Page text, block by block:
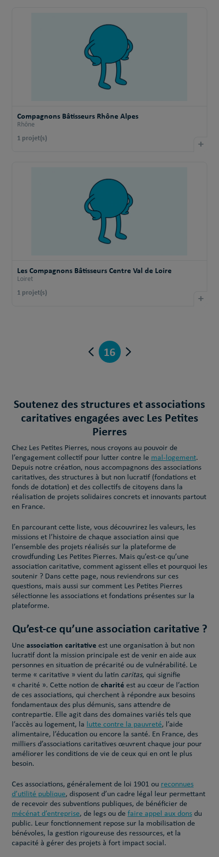
Compagnons Bâtisseurs Rhône Alpes
Rhône
1 projet(s) +
Les Compagnons Bâtisseurs Centre Val de Loire
Loiret
1 projet(s) +
16
Soutenez des structures et associations
caritatives engagées avec Les Petites
Pierres
Chez Les Petites Pierres, nous croyons au pouvoir de
l’engagement collectif pour lutter contre le mal-logement.
Depuis notre création, nous accompagnons des associations
caritatives, des structures à but non lucratif (fondations et
fonds de dotation) et des collectifs de citoyens dans la
réalisation de projets solidaires concrets et innovants partout
en France.
En parcourant cette liste, vous découvrirez les valeurs, les
missions et l’histoire de chaque association ainsi que
l’ensemble des projets réalisés sur la plateforme de
crowdfunding Les Petites Pierres. Mais qu’est-ce qu’une
association caritative, comment agissent elles et pourquoi les
soutenir ? Dans cette page, nous reviendrons sur ces
questions, mais aussi sur comment Les Petites Pierres
sélectionne les associations et fondations présentes sur la
plateforme.
Qu’est-ce qu’une association caritative ?
Une association caritativeest une organisation à but non
lucratif dont la mission principale est de venir en aide aux
personnes en situation de précarité ou de vulnérabilité. Le
terme « caritative » vient du latin caritas, qui signifie
« charité ». Cette notion de charitéest au cœur de l’action
de ces associations, qui cherchent à répondre aux besoins
fondamentaux des plus démunis, sans attendre de
contrepartie. Elle agit dans des domaines variés tels que
l’accès au logement, la
lutte contre la pauvreté, l’aide
alimentaire, l’éducation ou encore la santé. En France, des
milliers d’associations caritatives œuvrent chaque jour pour
améliorer les conditions de vie de ceux qui en ont le plus
besoin.
Ces associations, généralement de loi 1901 ou reconnues
d’utilité publique, disposent d’un cadre légal leur permettant
de recevoir des subventions publiques, de bénéficier de
mécénat d’entreprise, de legs ou de faire appel aux donsdu
public. Leur fonctionnement repose sur la mobilisation de
bénévoles, la gestion rigoureuse des ressources, et la
capacité à gérer des projets à fort impact social.